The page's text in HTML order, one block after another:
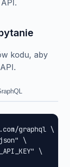
kodu, aby
graphql \
\
\